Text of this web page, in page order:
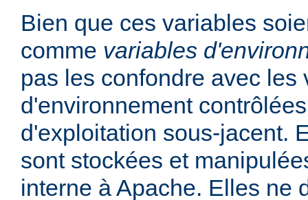
Bien que ces variables
comme variables
pas les confondre avec les
d'environnement
d'exploitation sous-jacent.
sont stockées et
interne à Apache. Elles ne